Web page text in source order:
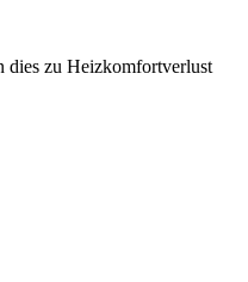
dies zu Heizkomfortverlust